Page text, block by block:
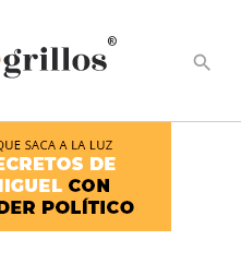
®
search